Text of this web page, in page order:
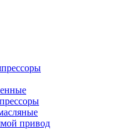
привод